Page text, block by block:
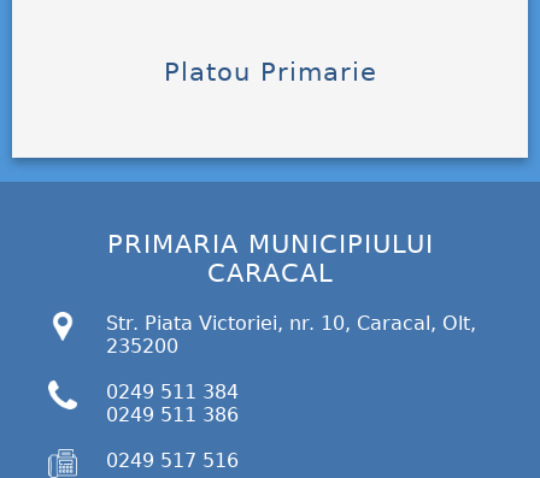
Platou Primarie
PRIMARIA MUNICIPIULUI
CARACAL
Str. Piata Victoriei, nr. 10, Caracal, Olt,
235200
0249 511 384
0249 511 386
0249 517 516